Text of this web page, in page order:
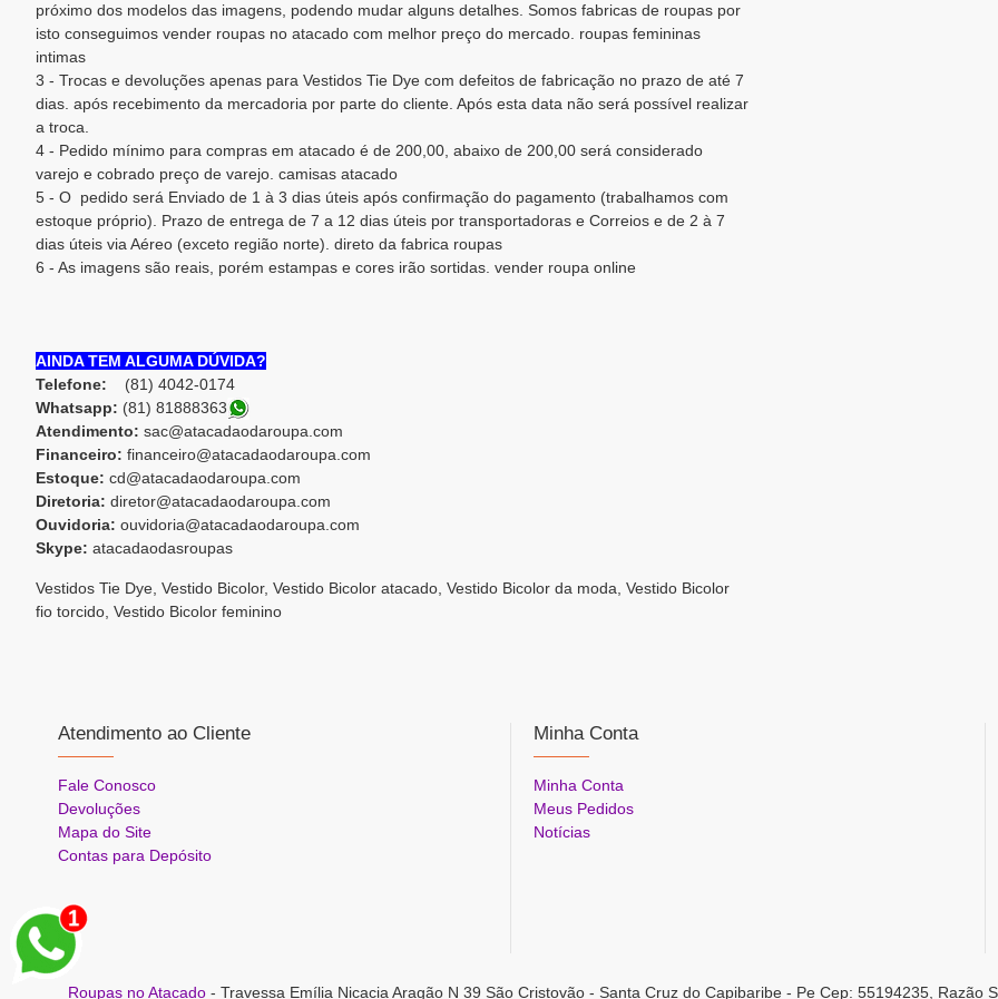
próximo dos modelos das imagens, podendo mudar alguns detalhes. Somos fabricas de roupas por
isto conseguimos vender roupas no atacado com melhor preço do mercado. roupas femininas
intimas
3 - Trocas e devoluções apenas para Vestidos Tie Dye com defeitos de fabricação no prazo de até 7
dias. após recebimento da mercadoria por parte do cliente. Após esta data não será possível realizar
a troca.
4 - Pedido mínimo para compras em atacado é de 200,00, abaixo de 200,00 será considerado
varejo e cobrado preço de varejo. camisas atacado
5 - O pedido será Enviado de 1 à 3 dias úteis após confirmação do pagamento (trabalhamos com
estoque próprio). Prazo de entrega de 7 a 12 dias úteis por transportadoras e Correios e de 2 à 7
dias úteis via Aéreo (exceto região norte). direto da fabrica roupas
6 - As imagens são reais, porém estampas e cores irão sortidas. vender roupa online
AINDA TEM ALGUMA DÚVIDA?
Telefone: (81) 4042-0174
Whatsapp: (81) 81888363
Atendimento: sac@atacadaodaroupa.com
Financeiro: financeiro@atacadaodaroupa.com
Estoque: cd@atacadaodaroupa.com
Diretoria: diretor@atacadaodaroupa.com
Ouvidoria: ouvidoria@atacadaodaroupa.com
Skype: atacadaodasroupas
Vestidos Tie Dye, Vestido Bicolor, Vestido Bicolor atacado, Vestido Bicolor da moda, Vestido Bicolor
fio torcido, Vestido Bicolor feminino
Atendimento ao Cliente
Fale Conosco
Devoluções
Mapa do Site
Contas para Depósito
Minha Conta
Minha Conta
Meus Pedidos
Notícias
Roupas no Atacado- Travessa Emília Nicacia Aragão N 39 São Cristovão - Santa Cruz do Capibaribe - Pe Cep: 55194235, Razão